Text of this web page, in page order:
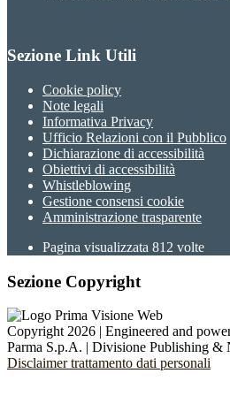
Sezione Link Utili
Cookie policy
Note legali
Informativa Privacy
Ufficio Relazioni con il Pubblico
Dichiarazione di accessibilità
Obiettivi di accessibilità
Whistleblowing
Gestione consensi cookie
Amministrazione trasparente
Pagina visualizzata 812 volte
Sezione Copyright
Copyright 2026 | Engineered and
Parma S.p.A. | Divisione Publishing &
Disclaimer trattamento dati personali